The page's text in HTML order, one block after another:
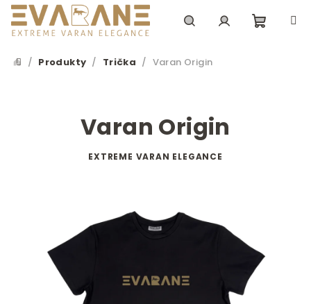
Přejít
na
obsah
Domů
/ Produkty / Trička / Varan Origin
Varan Origin
EXTREME VARAN ELEGANCE